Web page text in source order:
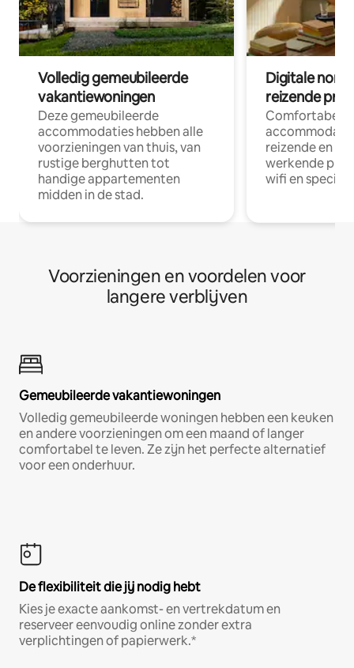
Volledig gemeubileerde
vakantiewoningen
Deze gemeubileerde
accommodaties hebben alle
voorzieningen van thuis, van
rustige berghutten tot
handige appartementen
midden in de stad.
Digitale
reizende
Comfortabele
reizende en
werkende
wifi en
Voorzieningen en voordelen voor
langere verblijven
Gemeubileerde vakantiewoningen
Volledig gemeubileerde woningen hebben een keuken
en andere voorzieningen om een maand of langer
comfortabel te leven. Ze zijn het perfecte alternatief
voor een onderhuur.
De flexibiliteit die jij nodig hebt
Kies je exacte aankomst- en vertrekdatum en
reserveer eenvoudig online zonder extra
verplichtingen of papierwerk.*